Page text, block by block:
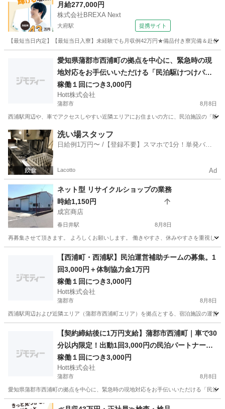
月給277,000円
株式会社BREXA Next
大府駅 提携サイト
【最短当日内定】【最短当日入寮】未経験でも月収例42万円★備品付き寮完備＆赴
大府駅 その他
愛知県蒲郡市西浦町の拠点を中心に、緊急時の現
地対応をお手伝いいただける「民泊駆けつけパー
トナー」を募集します。 住宅宿泊事業法（民泊新
法）および蒲郡市の規定に伴い、苦情やトラブル
発生時に迅速に現地へ急行できる体制の構築を重
視しています。この行政の規定をクリアし、健全
な事業運営を継続するため、いざという時に車で
すぐに様子を見に行っていただける方を限定募集
待遇】 契約締結後に10,000円を支給（先着1名限
定） 弊社規定に則り、契約締結後に駆けつけ体制
維持の協力
稼働１回につき3,000円
Hott株式会社
蒲郡市 8月8日
西浦駅周辺や、車でアクセスしやすい近隣エリアにお住まいの方に、民泊施設の「駆
愛知 蒲郡市 軽作業 近隣
洗い場スタッフ
日給例1万円〜 /【登録不要】スマホで1分！単発バイ
Lacotto Ad
ネット型 リサイクルショップの業務
時給1,150円
成宮商店
春日井駅 8月8日
再募集させて頂きます。 よろしくお願いします。 働きやすさ、休みやすさを重視し
春日井駅 その他 時給
【西浦町・西浦駅】民泊運営補助チームの募集。1
回3,000円＋体制協力金1万円
稼働１回につき3,000円
Hott株式会社
蒲郡市 8月8日
西浦駅周辺および近隣エリア（蒲郡市西浦町エリア）を拠点とする、宿泊施設の運営
その他 宿泊施設
【契約締結後に1万円支給】蒲郡市西浦町｜車で30
分以内限定！出動1回3,000円の民泊パートナー募
集
稼働１回につき3,000円
Hott株式会社
蒲郡市 8月8日
愛知県蒲郡市西浦町の拠点を中心に、緊急時の現地対応をお手伝いいただける「民泊
愛知 蒲郡市 軽作業 保健所